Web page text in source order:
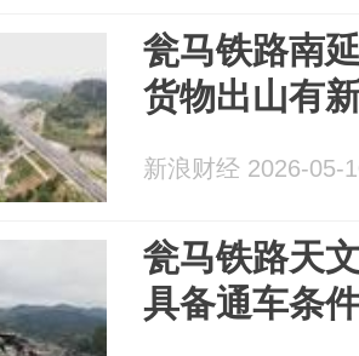
瓮马铁路南
货物出山有
新浪财经 2026-05-
瓮马铁路天
具备通车条